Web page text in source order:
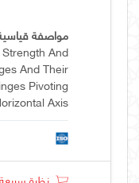
مواصفة
And
And Their
Pivoting
Axis
نظرة سريعة